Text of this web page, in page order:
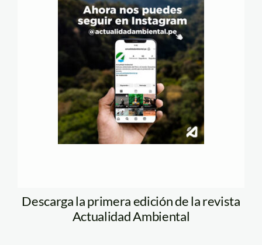
Descarga la primera edición de la revista
Actualidad Ambiental